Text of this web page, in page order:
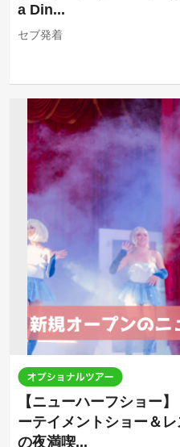
a Din...
セブ発着
【ニューハーフショー
ーテイメントショー＆
の夜満喫...